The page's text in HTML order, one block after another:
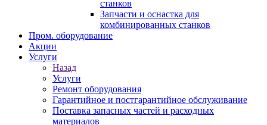
станков
Запчасти и оснастка для
комбинированных станков
Пром. оборудование
Акции
Услуги
Назад
Услуги
Ремонт оборудования
Гарантийное и постгарантийное обслуживание
Поставка запасных частей и расходных
материалов